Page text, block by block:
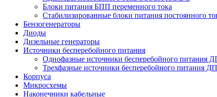
Блоки питания БПП переменного тока
Стабилизированные блоки питания постоянного
Бензогенераторы
Диоды
Дизельные генераторы
Источники бесперебойного питания
Однофазные источники бесперебойного питания
Трехфазные источники бесперебойного питания
Корпуса
Микросхемы
Наконечники кабельные